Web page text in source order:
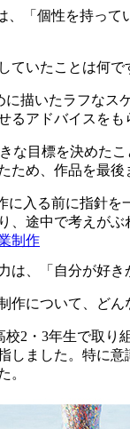
、「個性を持って
ていたことは何で
に描いたラフなス
るアドバイスをも
な目標を決めた
ため、作品を最後
に入る前に指針を
、途中で考えがぶ
制作
は、「自分が好き
作について、どん
校2・3年生で取り
しました。特に
。